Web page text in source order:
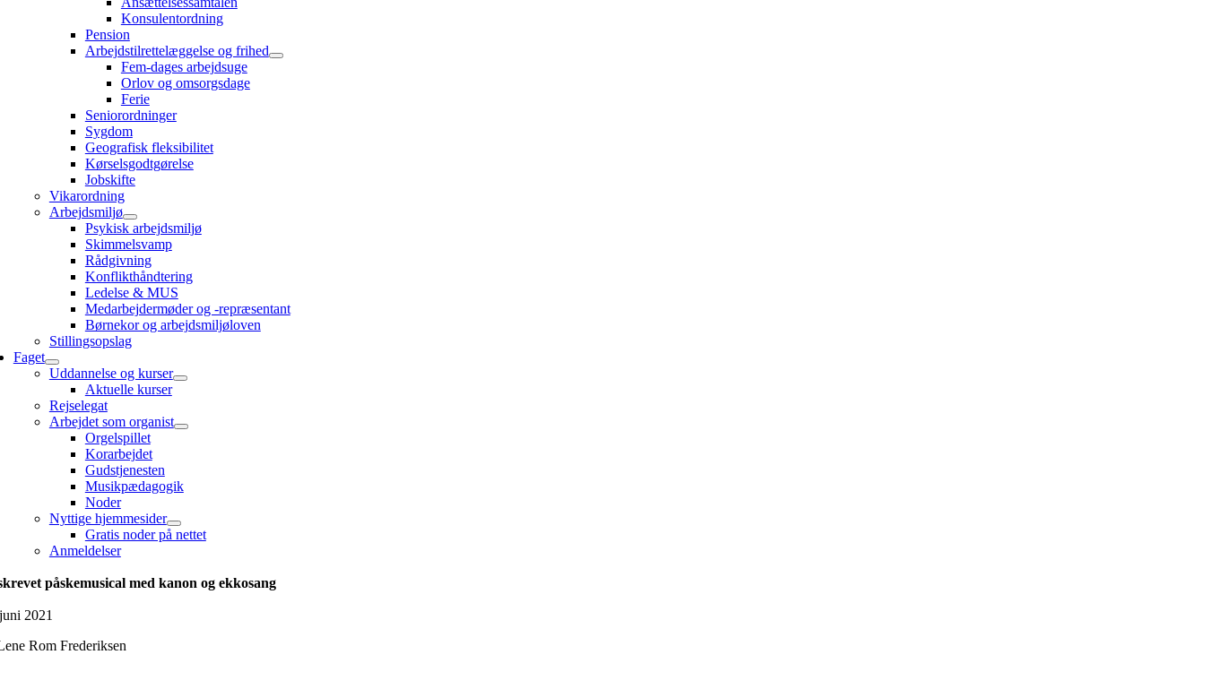
Konsulentordning
Pension
Arbejdstilrettelæggelse og frihed
Fem-dages arbejdsuge
Orlov og omsorgsdage
Ferie
Seniorordninger
Sygdom
Geografisk fleksibilitet
Kørselsgodtgørelse
Jobskifte
Vikarordning
Arbejdsmiljø
Psykisk arbejdsmiljø
Skimmelsvamp
Rådgivning
Konflikthåndtering
Ledelse & MUS
Medarbejdermøder og -repræsentant
Børnekor og arbejdsmiljøloven
Stillingsopslag
Faget
Uddannelse og kurser
Aktuelle kurser
Rejselegat
Arbejdet som organist
Orgelspillet
Korarbejdet
Gudstjenesten
Musikpædagogik
Noder
Nyttige hjemmesider
Gratis noder på nettet
Anmeldelser
påskemusical med kanon og ekkosang
2021
Rom Frederiksen